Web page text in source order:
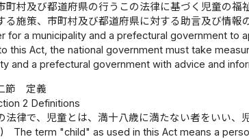
町村及び都道府県の行うこの法律に基づく児童の
る施策、市町村及び都道府県に対する助言及び情報
for a municipality and a prefectural government
this Act, the national government must take
and a prefectural government with advice and
節 定義
2 Definitions
法律で、児童とは、満十八歳に満たない者をいい、
The term "child" as used in this Act means a